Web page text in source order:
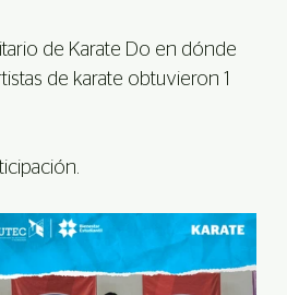
de Karate Do en dónde
de karate obtuvieron 1